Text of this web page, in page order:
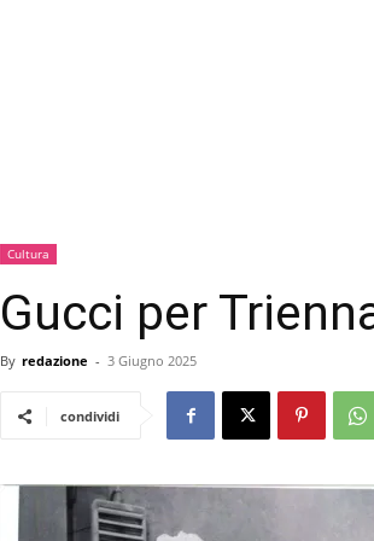
Cultura
Gucci per
By redazione - 3 Giugno 2025
condividi